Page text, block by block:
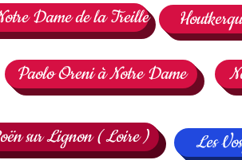
Dame de la Treille
Paolo Oreni à Notre Dame
sur Lignon ( Loire ) Les